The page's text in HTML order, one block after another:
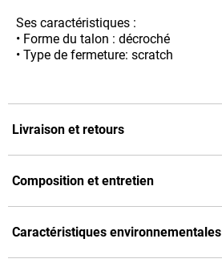
Ses caractéristiques :
• Forme du talon : décroché
• Type de fermeture: scratch
Livraison et retours
Composition et entretien
Caractéristiques environnementales